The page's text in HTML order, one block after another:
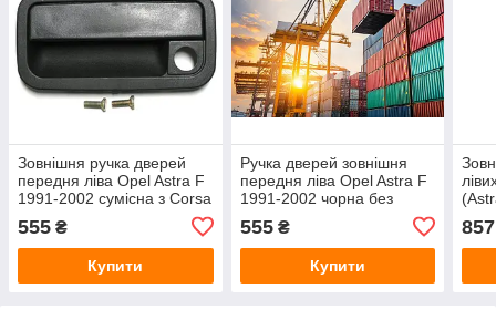
Зовнішня ручка дверей
передня ліва Opel Astra F
1991-2002 сумісна з Corsa
555 ₴
Купити
Ручка дверей зовнішня
передня ліва Opel Astra F
1991-2002 чорна без
555₴
Купити
857